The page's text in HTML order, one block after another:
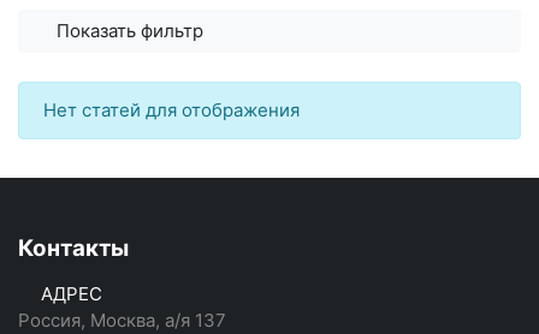
Показать фильтр
Нет статей для отображения
Контакты
АДРЕС
Россия, Москва, а/я 137